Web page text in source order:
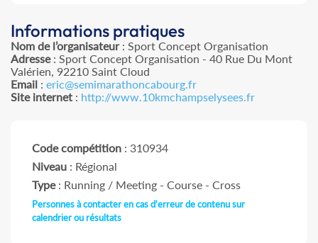
Informations pratiques
Nom de l’organisateur: Sport Concept Organisation
Adresse: Sport Concept Organisation - 40 Rue Du Mont
Valérien, 92210 Saint Cloud
Email : eric@semimarathoncabourg.fr
Site internet : http://www.10kmchampselysees.fr
Code compétition : 310934
Niveau : Régional
Type: Running / Meeting - Course - Cross
Personnes à contacter en cas d'erreur de contenu sur
calendrier ou résultats